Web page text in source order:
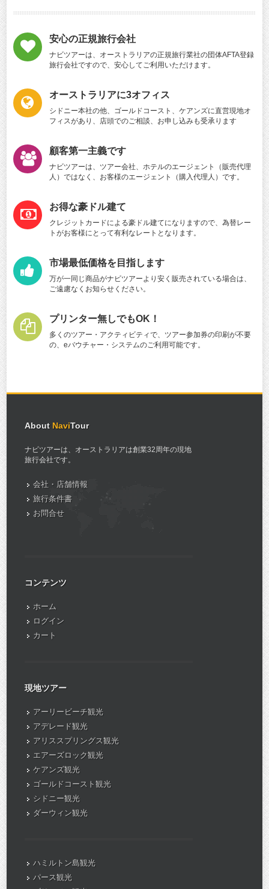
安心の正規旅行会社
ナビツアーは、オーストラリアの正規旅行業社の団体AFTA登録
旅行会社ですので、安心してご利用いただけます。
オーストラリアに3オフィス
シドニー本社の他、ゴールドコースト、ケアンズに直営現地オ
フィスがあり、店頭でのご相談、お申し込みも受承ります
顧客第一主義です
ナビツアーは、ツアー会社、ホテルのエージェント（販売代理
人）ではなく、お客様のエージェント（購入代理人）です。
お得な豪ドル建て
クレジットカードによる豪ドル建てになりますので、為替レー
トがお客様にとって有利なレートとなります。
市場最低価格を目指します
万が一同じ商品がナビツアーより安く販売されている場合は、
ご遠慮なくお知らせください。
プリンター無しでもOK！
多くのツアー・アクティビティで、ツアー参加券の印刷が不要
の、eバウチャー・システムのご利用可能です。
About NaviTour
ナビツアーは、オーストラリアは創業32周年の現地
旅行会社です。
会社・店舗情報
旅行条件書
お問合せ
コンテンツ
ホーム
ログイン
カート
現地ツアー
アーリービーチ観光
アデレード観光
アリススプリングス観光
エアーズロック観光
ケアンズ観光
ゴールドコースト観光
シドニー観光
ダーウィン観光
ハミルトン島観光
パース観光